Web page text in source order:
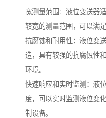
宽测量范围：液位变送器
较宽的测量范围，可以满
抗腐蚀和耐用性：液位变
造，具有较强的抗腐蚀性
环境。
快速响应和实时监测：液
度，可以实时监测液位变
制设备。